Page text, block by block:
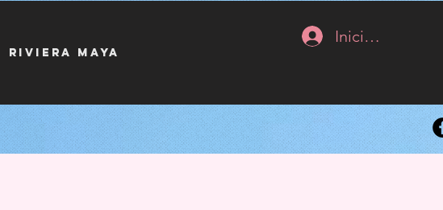
Riviera maya
Iniciar sesión